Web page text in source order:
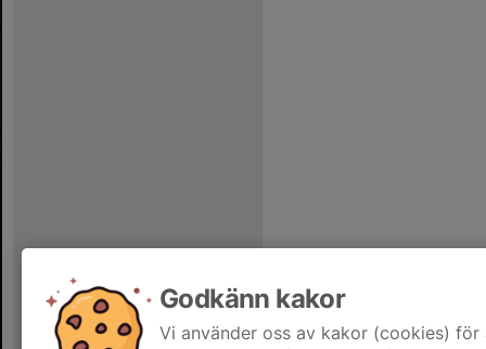
Godkänn kakor
Vi använder oss av kakor (cookies)